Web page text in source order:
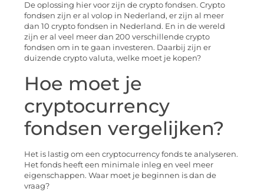
De oplossing hier voor zijn de crypto fondsen. Crypto
fondsen zijn er al volop in Nederland, er zijn al meer
dan 10 crypto fondsen in Nederland. En in de wereld
zijn er al veel meer dan 200 verschillende crypto
fondsen om in te gaan investeren. Daarbij zijn er
duizende crypto valuta, welke moet je kopen?
Hoe moet je
cryptocurrency
fondsen vergelijken?
Het is lastig om een cryptocurrency fonds te analyseren.
Het fonds heeft een minimale inleg en veel meer
eigenschappen. Waar moet je beginnen is dan de
vraag?